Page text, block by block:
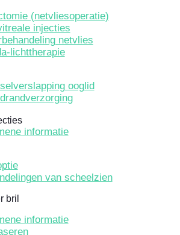
(netvliesoperatie)
injecties
netvlies
lichttherapie
ooglid
informatie
van scheelzien
bril
informatie